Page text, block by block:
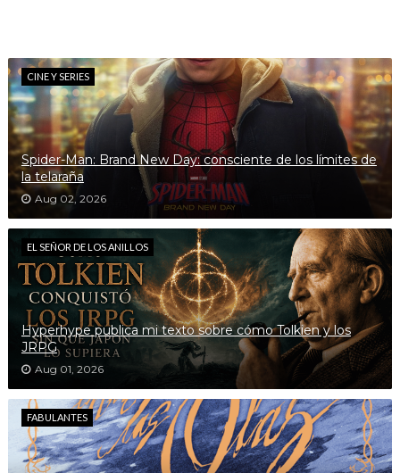
CINE Y SERIES
Spider-Man: Brand New Day: consciente de los límites de
la telaraña
Aug 02, 2026
EL SEÑOR DE LOS ANILLOS
Hyperhype publica mi texto sobre cómo Tolkien y los
JRPG
Aug 01, 2026
FABULANTES